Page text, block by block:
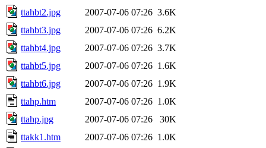
ttahbt2.jpg
2007-07-06 07:26 3.6K
ttahbt3.jpg
2007-07-06 07:26 6.2K
ttahbt4.jpg
2007-07-06 07:26 3.7K
ttahbt5.jpg
2007-07-06 07:26 1.6K
ttahbt6.jpg
2007-07-06 07:26 1.9K
ttahp.htm
2007-07-06 07:26 1.0K
ttahp.jpg
2007-07-06 07:26
30K
ttakk1.htm
2007-07-06 07:26 1.0K